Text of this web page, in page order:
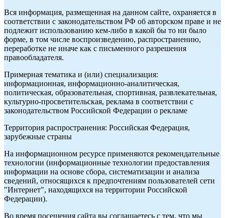
Вся информация, размещенная на данном сайте, охраняется в
соответствии с законодательством РФ об авторском праве и не
подлежит использованию кем-либо в какой бы то ни было
форме, в том числе воспроизведению, распространению,
переработке не иначе как с письменного разрешения
правообладателя.
Примерная тематика и (или) специализация:
информационная, информационно-аналитическая,
политическая, образовательная, спортивная, развлекательная,
культурно-просветительская, реклама в соответствии с
законодательством Российской Федерации о рекламе
Территория распространения: Российская Федерация,
зарубежные страны
На информационном ресурсе применяются рекомендательные
технологии (информационные технологии предоставления
информации на основе сбора, систематизации и анализа
сведений, относящихся к предпочтениям пользователей сети
"Интернет", находящихся на территории Российской
Федерации).
Во время посещения сайта вы соглашаетесь с тем, что мы